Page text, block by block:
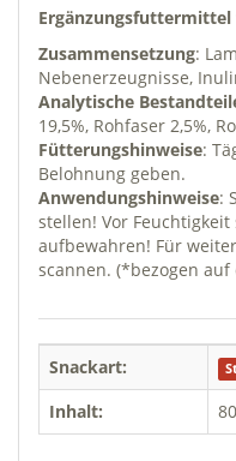
Zusammensetzung:
Nebenerzeugnisse,
Analytische
19,5%, Rohfaser 2,5%,
Fütterungshinweise:
Belohnung geben.
Anwendungshinweise:
stellen! Vor
aufbewahren! Für
scannen. (*bezogen
Snackart:
Inhalt: